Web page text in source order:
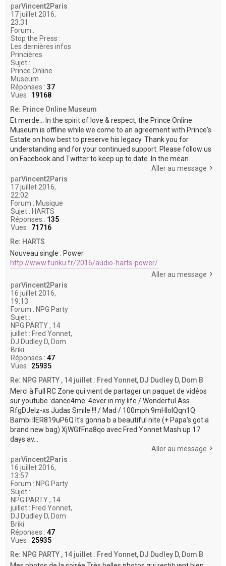
parVincent2Paris
17 juillet 2016,
23:31
Forum :
Stop the Press :
Les dernières infos
Princières
Sujet :
Prince Online
Museum
Réponses : 37
Vues : 19168
Re: Prince Online Museum
Et merde... In the spirit of love & respect, the Prince Online
Museum is offline while we come to an agreement with Prince's
Estate on how best to preserve his legacy. Thank you for
understanding and for your continued support. Please follow us
on Facebook and Twitter to keep up to date. In the mean...
Aller au message
parVincent2Paris
17 juillet 2016,
22:02
Forum : Musique
Sujet : HARTS
Réponses : 135
Vues : 71716
Re: HARTS
Nouveau single : Power
http://www.funku.fr/2016/audio-harts-power/
Aller au message
parVincent2Paris
16 juillet 2016,
19:13
Forum : NPG Party
Sujet :
NPG PARTY , 14
juillet : Fred Yonnet,
DJ Dudley D, Dom
Briki
Réponses : 47
Vues : 25935
Re: NPG PARTY , 14 juillet : Fred Yonnet, DJ Dudley D, Dom B
Merci à Full RC Zone qui vient de partager un paquet de vidéos
sur youtube :dance4me: 4ever in my life / Wonderful Ass
RfgDJelz-xs Judas Smile !!! / Mad / 100mph 9mHloIQqn1Q
Bambi IlER819uP6Q It's gonna b a beautiful nite (+ Papa's got a
brand new bag) XjWGfFna8qo avec Fred Yonnet Mash up 17
days av...
Aller au message
parVincent2Paris
16 juillet 2016,
13:57
Forum : NPG Party
Sujet :
NPG PARTY , 14
juillet : Fred Yonnet,
DJ Dudley D, Dom
Briki
Réponses : 47
Vues : 25935
Re: NPG PARTY , 14 juillet : Fred Yonnet, DJ Dudley D, Dom B